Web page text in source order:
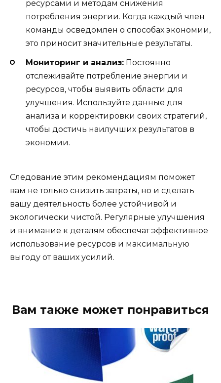
ресурсами и методам снижения
потребления энергии. Когда каждый член
команды осведомлен о способах экономии,
это приносит значительные результаты.
Мониторинг и анализ: Постоянно
отслеживайте потребление энергии и
ресурсов, чтобы выявить области для
улучшения. Используйте данные для
анализа и корректировки своих стратегий,
чтобы достичь наилучших результатов в
экономии.
Следование этим рекомендациям поможет
вам не только снизить затраты, но и сделать
вашу деятельность более устойчивой и
экологически чистой. Регулярные улучшения
и внимание к деталям обеспечат эффективное
использование ресурсов и максимальную
выгоду от ваших усилий.
Вам также может понравиться